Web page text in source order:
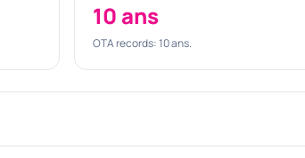
10 ans
OTA records: 10 ans.